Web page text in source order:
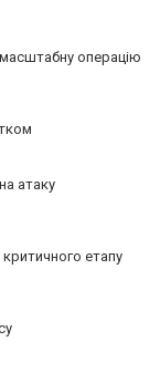
операцію
атаку
етапу